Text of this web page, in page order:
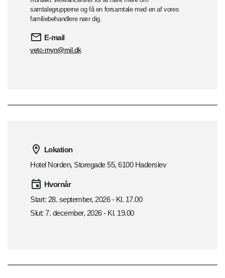
samtalegrupperne og få en forsamtale med en af vores
familiebehandlere nær dig.
E-mail
vetc-myn@mil.dk
Lokation
Hotel Norden, Storegade 55, 6100 Haderslev
Hvornår
Start: 28. september, 2026 - Kl. 17.00
Slut: 7. december, 2026 - Kl. 19.00